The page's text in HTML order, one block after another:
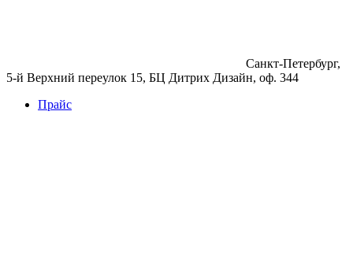
Санкт-Петербург,
5-й Верхний переулок 15, БЦ Дитрих Дизайн, оф. 344
Прайс